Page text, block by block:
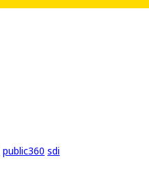
public360 sdi